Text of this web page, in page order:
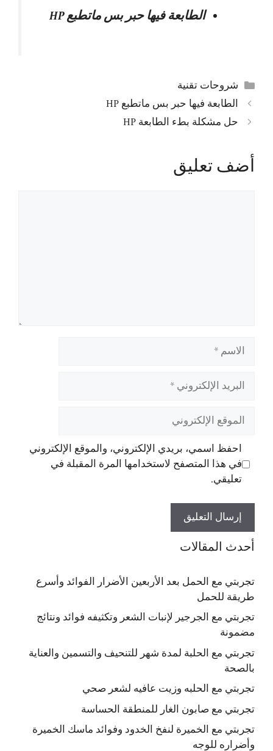
الطابعة فيها حبر بس ماتطبع HP
التصنيفات
شروحات تقنية
الطابعة فيها حبر بس ماتطبع HP
حل مشكلة بطء الطابعة HP
أضف تعليق
الاسم
البريد
الإلكتروني
الموقع
الإلكتروني
احفظ اسمي، بريدي الإلكتروني، والموقع الإلكتروني
في هذا المتصفح لاستخدامها المرة المقبلة في
تعليقي.
أحدث المقالات
تجربتي مع الحمل بعد الأربعين الأضرار الفوائد وأسرع
طريقة للحمل
تجربتي مع الجرجير لإنبات الشعر وتكثيفه فوائد ونتائج
مضمونة
تجربتي مع الحلبة لمدة شهر للتنحيف والتسمين والعناية
بالصحة
تجربتي مع الحلبه وزيت عافيه لشعر صحي
تجربتي مع صابون الغار للمنطقة الحساسة
تجربتي مع الخميرة لنفخ الخدود وفوائد ماسك الخميرة
وأضراره للوجه